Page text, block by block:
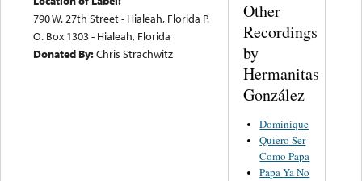
790 W. 27th Street - Hialeah, Florida P.
O. Box 1303 - Hialeah, Florida
Donated By:Chris Strachwitz
Other
Recordings
by
Hermanitas
González
Dominique
Quiero Ser
Como Papa
Papa Ya No